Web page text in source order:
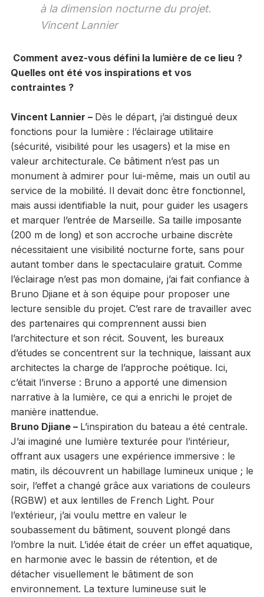
à la dimension nocturne du projet.
Vincent Lannier
Comment avez-vous défini la lumière de ce lieu ?
Quelles ont été vos inspirations et vos
contraintes ?
Vincent Lannier – Dès le départ, j’ai distingué deux
fonctions pour la lumière : l’éclairage utilitaire
(sécurité, visibilité pour les usagers) et la mise en
valeur architecturale. Ce bâtiment n’est pas un
monument à admirer pour lui-même, mais un outil au
service de la mobilité. Il devait donc être fonctionnel,
mais aussi identifiable la nuit, pour guider les usagers
et marquer l’entrée de Marseille. Sa taille imposante
(200 m de long) et son accroche urbaine discrète
nécessitaient une visibilité nocturne forte, sans pour
autant tomber dans le spectaculaire gratuit. Comme
l’éclairage n’est pas mon domaine, j’ai fait confiance à
Bruno Djiane et à son équipe pour proposer une
lecture sensible du projet. C’est rare de travailler avec
des partenaires qui comprennent aussi bien
l’architecture et son récit. Souvent, les bureaux
d’études se concentrent sur la technique, laissant aux
architectes la charge de l’approche poétique. Ici,
c’était l’inverse : Bruno a apporté une dimension
narrative à la lumière, ce qui a enrichi le projet de
manière inattendue.
Bruno Djiane – L’inspiration du bateau a été centrale.
J’ai imaginé une lumière texturée pour l’intérieur,
offrant aux usagers une expérience immersive : le
matin, ils découvrent un habillage lumineux unique ; le
soir, l’effet a changé grâce aux variations de couleurs
(RGBW) et aux lentilles de French Light. Pour
l’extérieur, j’ai voulu mettre en valeur le
soubassement du bâtiment, souvent plongé dans
l’ombre la nuit. L’idée était de créer un effet aquatique,
en harmonie avec le bassin de rétention, et de
détacher visuellement le bâtiment de son
environnement. La texture lumineuse suit le